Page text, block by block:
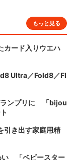
もっと見る
カード入りウエハ
Ultra／Fold8／Fl
ランプリに 「bijou
き出す家庭用精
い 「ベビースター